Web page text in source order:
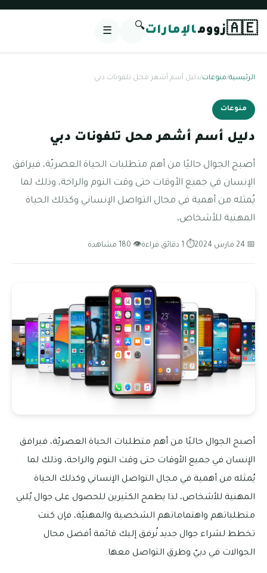
🇦🇪زوومالإمارات🔍
☰
الرئيسية/منوعات/دليل أسم أشهر محل تلفونات دبي
منوعات
دليل أسم أشهر محل تلفونات دبي
أصبح الجوال حاليًا من أهم متطلبات الحياة العصريّة، فيرافق
الإنسان في جميع الأوقات حتى وقت النوم والراحة، وذلك لما
يُمثله من أهمية في مجال التواصل الإنساني وكذلك الحياة
المهنية للأشخاص،
📅 24 مارس 2024 ⏱ 1 دقائق قراءة 👁 180 مشاهدة
أصبح الجوال حاليًا من أهم متطلبات الحياة العصريّة، فيرافق
الإنسان في جميع الأوقات حتى وقت النوم والراحة، وذلك لما
يُمثله من أهمية في مجال التواصل الإنساني وكذلك الحياة
المهنية للأشخاص، لذا يطمح الكثيرين للحصول على جوال يُلبي
متطلباتهم واهتماماتهم الشخصية والمهنيّة، فإن كنت
تخطط لشراء جوال جديد نُرفق إليك قائمة أفضل محال
الجوالات في دبيّ وطرق التواصل معها.